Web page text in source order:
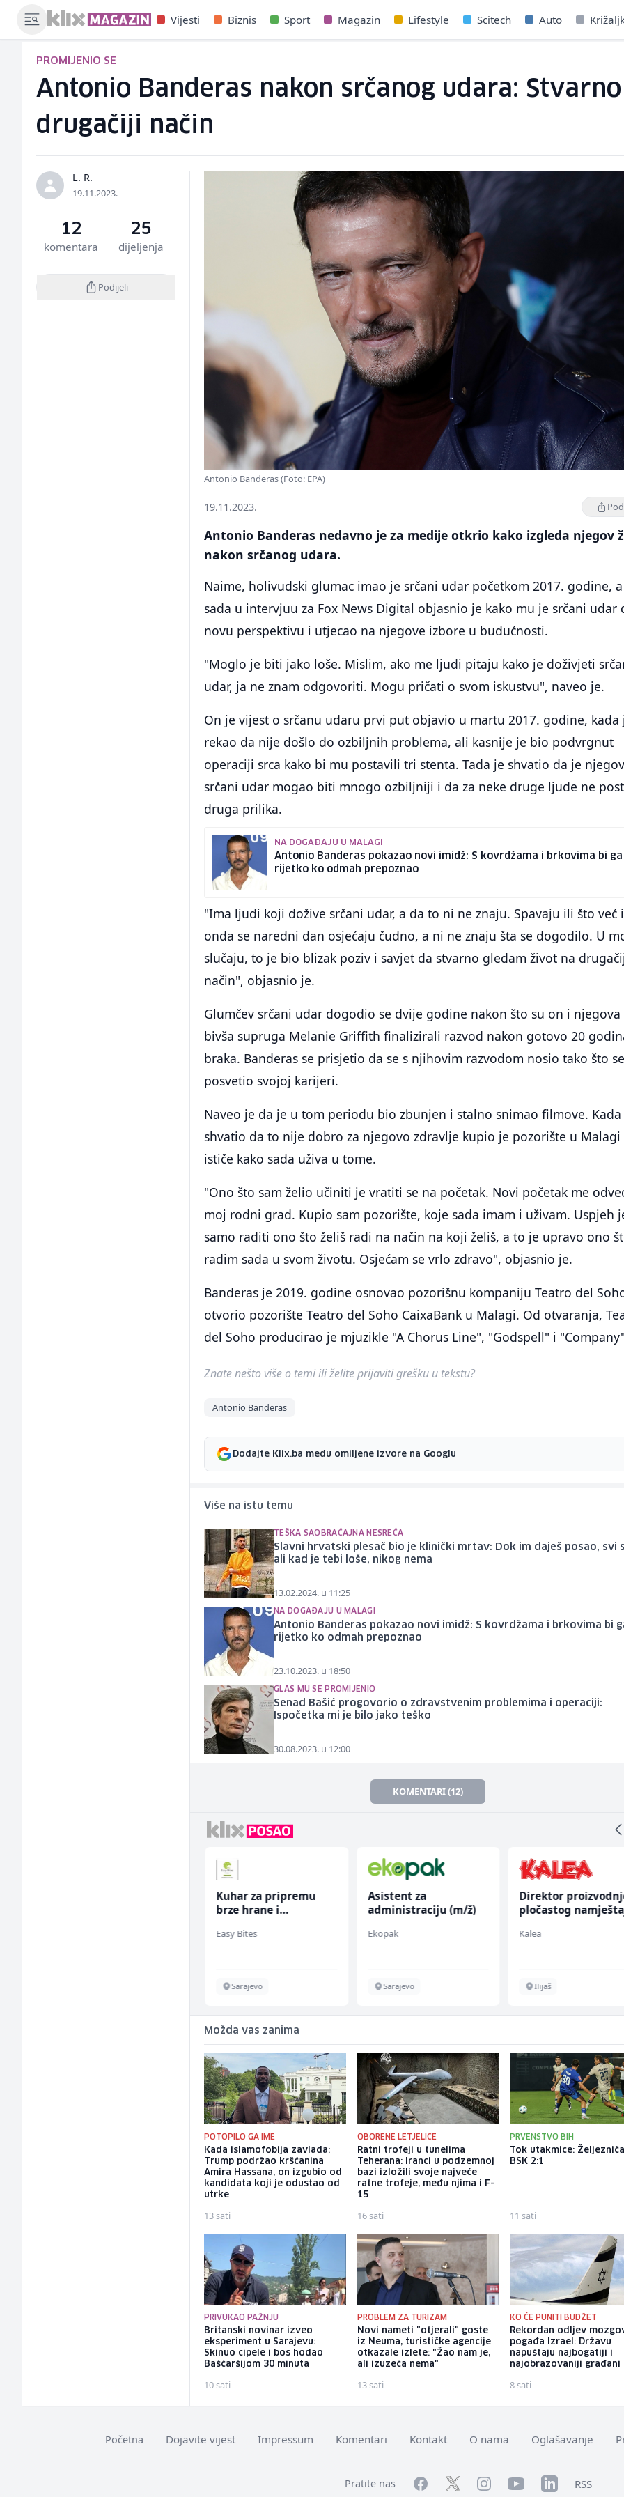
Vijesti Biznis Sport Magazin Lifestyle Scitech Auto
PROMIJENIO SE
Antonio Banderas nakon srčanog udara:
drugačiji način
L. R.
19.11.2023.
12
komentara
25
dijeljenja
Podijeli
Antonio Banderas (Foto: EPA)
19.11.2023.
Antonio Banderas nedavno je za medije otkrio kako izgleda njegov
nakon srčanog udara.
Naime, holivudski glumac imao je srčani udar početkom 2017. godine, a
sada u intervjuu za Fox News Digital objasnio je kako mu je srčani udar
novu perspektivu i utjecao na njegove izbore u budućnosti.
"Moglo je biti jako loše. Mislim, ako me ljudi pitaju kako je doživjeti
udar, ja ne znam odgovoriti. Mogu pričati o svom iskustvu", naveo je.
On je vijest o srčanu udaru prvi put objavio u martu 2017. godine, kada
rekao da nije došlo do ozbiljnih problema, ali kasnije je bio podvrgnut
operaciji srca kako bi mu postavili tri stenta. Tada je shvatio da je
srčani udar mogao biti mnogo ozbiljniji i da za neke druge ljude ne
druga prilika.
NA DOGAĐAJU U MALAGI
Antonio Banderas pokazao novi imidž: S kovrdžama i brkovima bi ga
rijetko ko odmah prepoznao
"Ima ljudi koji dožive srčani udar, a da to ni ne znaju. Spavaju ili što već i
onda se naredni dan osjećaju čudno, a ni ne znaju šta se dogodilo. U
slučaju, to je bio blizak poziv i savjet da stvarno gledam život na
način", objasnio je.
Glumčev srčani udar dogodio se dvije godine nakon što su on i njegova
bivša supruga Melanie Griffith finalizirali razvod nakon gotovo 20
braka. Banderas se prisjetio da se s njihovim razvodom nosio tako što
posvetio svojoj karijeri.
Naveo je da je u tom periodu bio zbunjen i stalno snimao filmove.
shvatio da to nije dobro za njegovo zdravlje kupio je pozorište u Malagi
ističe kako sada uživa u tome.
"Ono što sam želio učiniti je vratiti se na početak. Novi početak me
moj rodni grad. Kupio sam pozorište, koje sada imam i uživam. Uspjeh
samo raditi ono što želiš radi na način na koji želiš, a to je upravo ono
radim sada u svom životu. Osjećam se vrlo zdravo", objasnio je.
Banderas je 2019. godine osnovao pozorišnu kompaniju Teatro del
otvorio pozorište Teatro del Soho CaixaBank u Malagi. Od otvaranja,
del Soho producirao je mjuzikle "A Chorus Line", "Godspell" i
Znate nešto više o temi ili želite prijaviti grešku u tekstu?
Antonio Banderas
Dodajte Klix.ba među omiljene izvore na Googlu
Više na istu temu
TEŠKA SAOBRAĆAJNA NESREĆA
Slavni hrvatski plesač bio je klinički mrtav: Dok im daješ posao, svi
ali kad je tebi loše, nikog nema
13.02.2024. u 11:25
NA DOGAĐAJU U MALAGI
Antonio Banderas pokazao novi imidž: S kovrdžama i brkovima bi
rijetko ko odmah prepoznao
23.10.2023. u 18:50
GLAS MU SE PROMIJENIO
Senad Bašić progovorio o zdravstvenim problemima i operaciji:
Ispočetka mi je bilo jako teško
30.08.2023. u 12:00
KOMENTARI (12)
Kuhar za pripremu
brze hrane i
ž)
Easy Bites
Sarajevo
Asistent za
administraciju (m/ž)
Ekopak
Sarajevo
Direktor
pločastog
Kalea
Ilijaš
Možda vas zanima
POTOPILO GA IME
Kada islamofobija zavlada:
Trump podržao kršćanina
Amira Hassana, on izgubio od
kandidata koji je odustao od
utrke
13 sati
OBORENE LETJELICE
Ratni trofeji u tunelima
Teherana: Iranci u podzemnoj
bazi izložili svoje najveće
ratne trofeje, među njima i F-
15
16 sati
PRVENSTVO BIH
Tok utakmice:
BSK 2:1
11 sati
PRIVUKAO PAŽNJU
Britanski novinar izveo
eksperiment u Sarajevu:
Skinuo cipele i bos hodao
Baščaršijom 30 minuta
10 sati
PROBLEM ZA TURIZAM
Novi nameti "otjerali" goste
iz Neuma, turističke agencije
otkazale izlete: "Žao nam je,
ali izuzeća nema"
13 sati
KO ĆE PUNITI BUDŽET
Rekordan odljev
pogađa Izrael: Državu
napuštaju najbogatiji i
najobrazovaniji građani
8 sati
Početna Dojavite vijest Impressum Komentari Kontakt O nama Oglašavanje
Pratite nas FacebookTwitterInstagramYouTubeLinkedInRSS